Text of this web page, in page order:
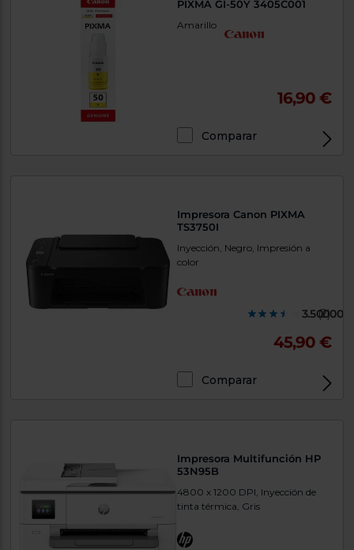
PIXMA GI-50Y 3405C001
Amarillo
16,90 €
Comparar
Impresora Canon PIXMA
TS3750I
Inyección, Negro, Impresión a
color
(2)
45,90 €
Comparar
Impresora Multifunción HP
53N95B
4800 x 1200 DPI, Inyección de
tinta térmica, Gris